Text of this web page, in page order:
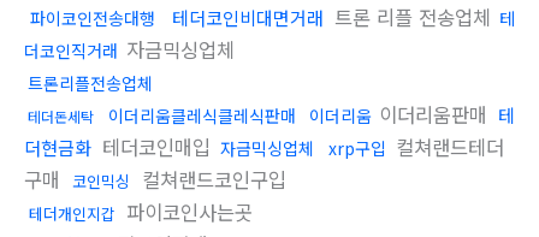
파이코인전송대행
테더코인비대면거래 트론 리플 전송업체 테
더코인직거래 자금믹싱업체
트론리플전송업체
테더돈세탁 이더리움클레식클레식판매 이더리움 이더리움판매 테
더현금화 테더코인매입 자금믹싱업체 xrp구입 컬쳐랜드테더
구매
코인믹싱 컬쳐랜드코인구입
테더개인지갑 파이코인사는곳